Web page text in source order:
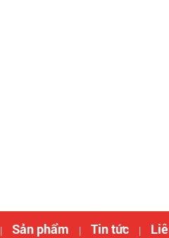
| Sản phẩm | Tin tức |